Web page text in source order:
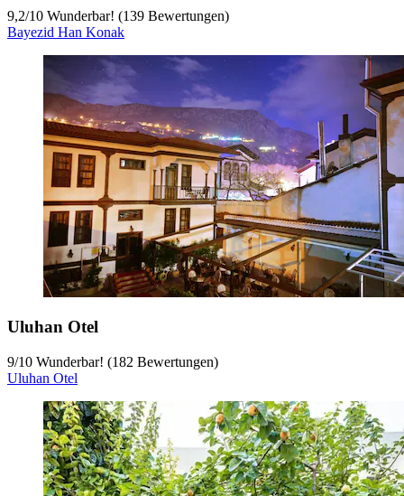
9,2/10 Wunderbar! (139 Bewertungen)
Bayezid Han Konak
Uluhan Otel
9/10 Wunderbar! (182 Bewertungen)
Uluhan Otel